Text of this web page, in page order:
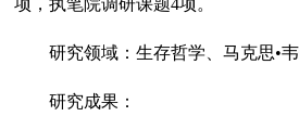
研究领域：生存哲学、马克思•韦
研究成果：